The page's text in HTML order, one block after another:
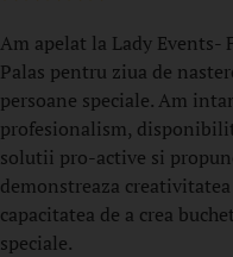
Am apelat la Lady Events-
Palas pentru ziua de
persoane speciale. Am
profesionalism,
solutii pro-active si
demonstreaza
capacitatea de a crea
speciale.